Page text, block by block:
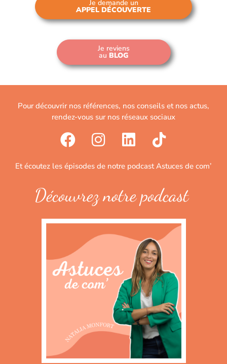
Je demande un
APPEL DÉCOUVERTE
Je reviens
au BLOG
Pour découvrir nos références, nos conseils et nos actus,
rendez-vous sur nos réseaux sociaux
Et écoutez les épisodes de notre podcast Astuces de com’
Découvrez notre podcast